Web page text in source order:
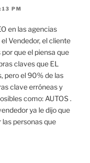
PM
en las agencias
Vendedor, el cliente
que el piensa que
claves que EL
pero el 90% de las
clave erróneas y
como: AUTOS .
ya le dijo que
personas que